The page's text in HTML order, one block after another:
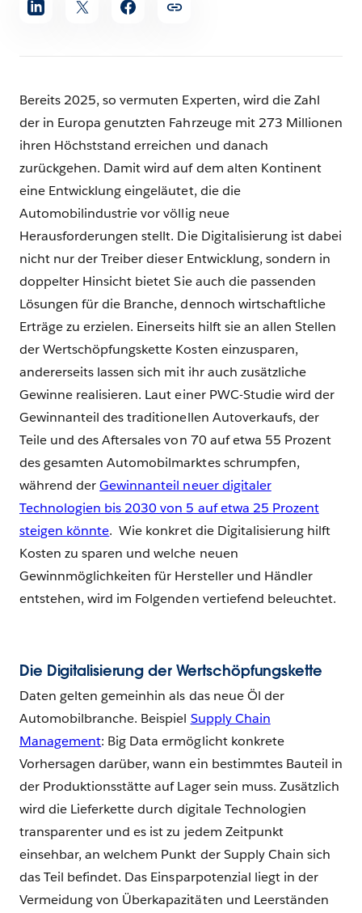
teilen
Bereits 2025, so vermuten Experten, wird die Zahl
der in Europa genutzten Fahrzeuge mit 273 Millionen
ihren Höchststand erreichen und danach
zurückgehen. Damit wird auf dem alten Kontinent
eine Entwicklung eingeläutet, die die
Automobilindustrie vor völlig neue
Herausforderungen stellt. Die Digitalisierung ist dabei
nicht nur der Treiber dieser Entwicklung, sondern in
doppelter Hinsicht bietet Sie auch die passenden
Lösungen für die Branche, dennoch wirtschaftliche
Erträge zu erzielen. Einerseits hilft sie an allen Stellen
der Wertschöpfungskette Kosten einzusparen,
andererseits lassen sich mit ihr auch zusätzliche
Gewinne realisieren. Laut einer PWC-Studie wird der
Gewinnanteil des traditionellen Autoverkaufs, der
Teile und des Aftersales von 70 auf etwa 55 Prozent
des gesamten Automobilmarktes schrumpfen,
während derGewinnanteil neuer digitaler
Technologien bis 2030 von 5 auf etwa 25 Prozent
steigen könnte. Wie konkret die Digitalisierung hilft
Kosten zu sparen und welche neuen
Gewinnmöglichkeiten für Hersteller und Händler
entstehen, wird im Folgenden vertiefend beleuchtet.
Die Digitalisierung der Wertschöpfungskette
Daten gelten gemeinhin als das neue Öl der
Automobilbranche. Beispiel Supply Chain
Management: Big Data ermöglicht konkrete
Vorhersagen darüber, wann ein bestimmtes Bauteil in
der Produktionsstätte auf Lager sein muss. Zusätzlich
wird die Lieferkette durch digitale Technologien
transparenter und es ist zu jedem Zeitpunkt
einsehbar, an welchem Punkt der Supply Chain sich
das Teil befindet. Das Einsparpotenzial liegt in der
Vermeidung von Überkapazitäten und Leerständen